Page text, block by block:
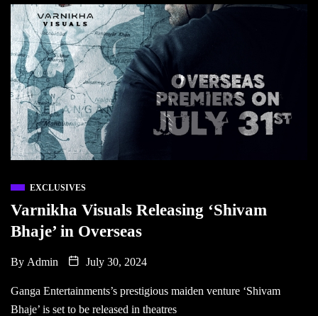
EXCLUSIVES
Varnikha Visuals Releasing ‘Shivam
Bhaje’ in Overseas
By Admin July 30, 2024
Ganga Entertainments’s prestigious maiden venture ‘Shivam
Bhaje’ is set to be released in theatres